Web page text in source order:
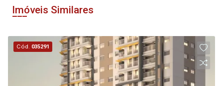
Imóveis Similares
Cód. 035291